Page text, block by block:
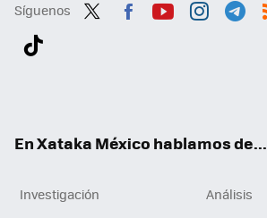
Síguenos
En Xataka México hablamos de...
Investigación
Análisis